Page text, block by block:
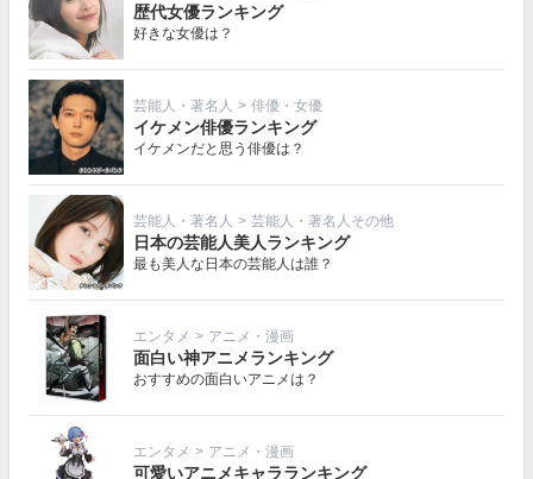
歴代女優ランキング
好きな女優は？
芸能人・著名人 > 俳優・女優
イケメン俳優ランキング
イケメンだと思う俳優は？
芸能人・著名人 > 芸能人・著名人その他
日本の芸能人美人ランキング
最も美人な日本の芸能人は誰？
エンタメ > アニメ・漫画
面白い神アニメランキング
おすすめの面白いアニメは？
エンタメ > アニメ・漫画
可愛いアニメキャラランキング